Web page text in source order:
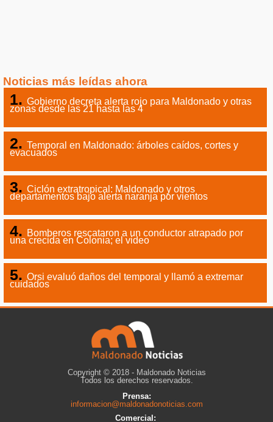
Noticias más leídas ahora
Gobierno decreta alerta rojo para Maldonado y otras
zonas desde las 21 hasta las 4
Temporal en Maldonado: árboles caídos, cortes y
evacuados
Ciclón extratropical: Maldonado y otros
departamentos bajo alerta naranja por vientos
Bomberos rescataron a un conductor atrapado por
una crecida en Colonia; el video
Orsi evaluó daños del temporal y llamó a extremar
cuidados
Copyright © 2018 - Maldonado Noticias
Todos los derechos reservados.
Prensa:
informacion@maldonadonoticias.com
Comercial: